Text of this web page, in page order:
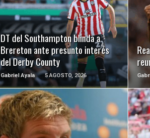
DT del Southampton blinda a
Brereton ante presunto interés
del Derby County
Gabriel Ayala 5 AGOSTO, 2026
LEER MÁS